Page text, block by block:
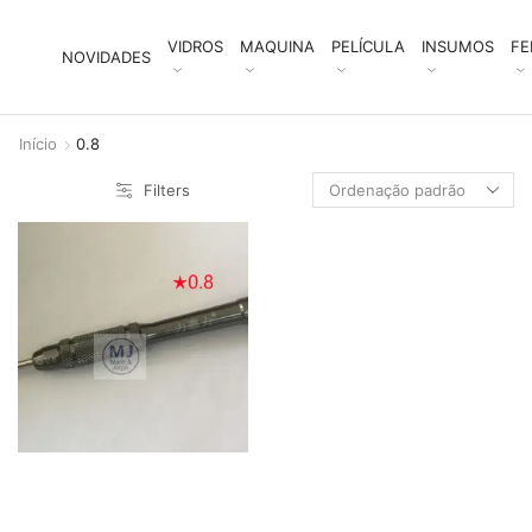
NOVIDADES
VIDROS MAQUINA PELÍCULA INSUMOS
Início 0.8
Filters